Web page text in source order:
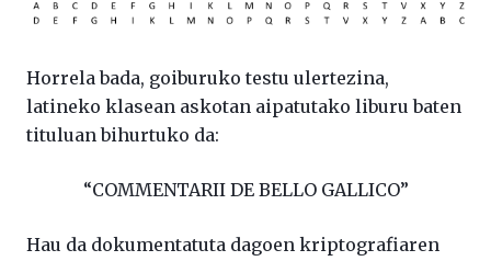
Horrela bada, goiburuko testu ulertezina,
latineko klasean askotan aipatutako liburu baten
tituluan bihurtuko da:
“COMMENTARII DE BELLO GALLICO”
Hau da dokumentatuta dagoen kriptografiaren